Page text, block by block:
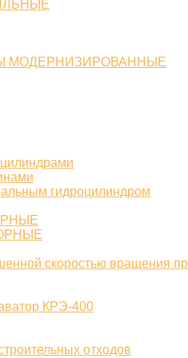
МОДЕРНИЗИРОВАННЫЕ
гидроцилиндром
скоростью вращения
КРЭ-400
отходов